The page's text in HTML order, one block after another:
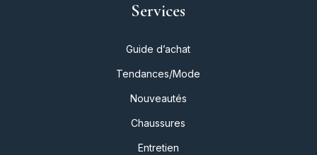
Services
Guide d’achat
Tendances/Mode
Nouveautés
Chaussures
Entretien